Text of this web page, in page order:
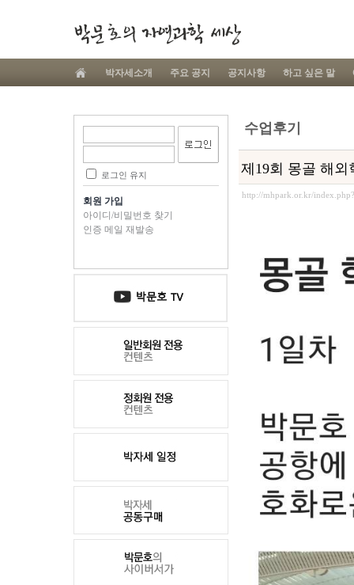
박자세소개 주요 공지 공지사항 하고 싶은 말
로그인 유지
회원 가입
아이디/비밀번호 찾기
인증 메일 재발송
수업후기
제19회 몽골 해외
http://mhpark.or.kr/